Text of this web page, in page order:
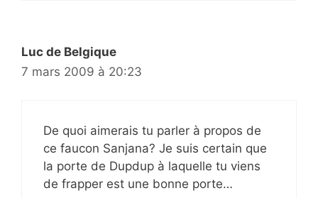
Luc de Belgique
7 mars 2009 à 20:23
De quoi aimerais tu parler à propos de
ce faucon Sanjana? Je suis certain que
la porte de Dupdup à laquelle tu viens
de frapper est une bonne porte…